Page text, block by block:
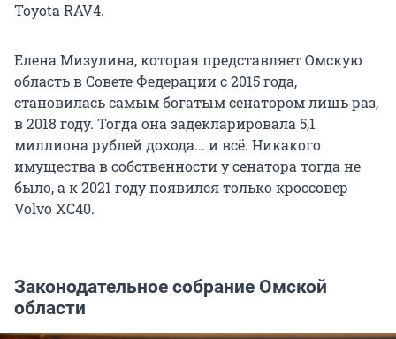
Toyota RAV4.
Елена Мизулина, которая представляет Омскую
область в Совете Федерации с 2015 года,
становилась самым богатым сенатором лишь раз,
в 2018 году. Тогда она задекларировала 5,1
миллиона рублей дохода... и всё. Никакого
имущества в собственности у сенатора тогда не
было, а к 2021 году появился только кроссовер
Volvo XC40.
Законодательное собрание Омской
области